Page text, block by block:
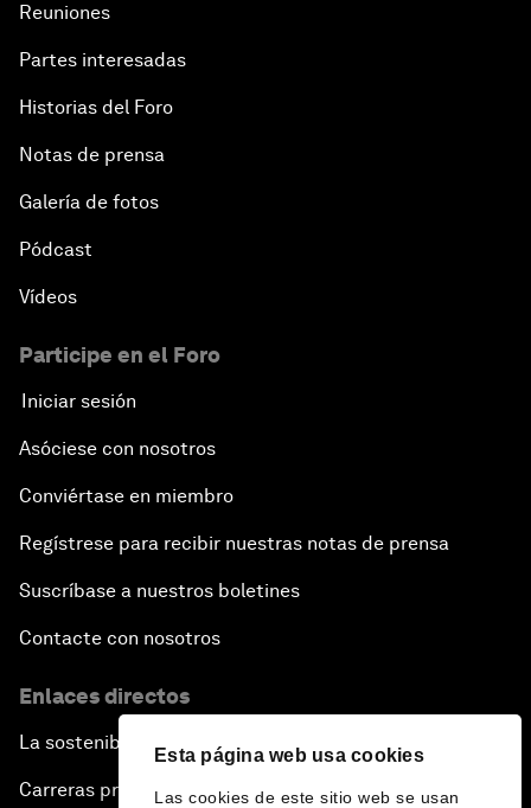
Esta página web usa cookies
Las cookies de este sitio web se usan
Reuniones
Partes interesadas
Historias del Foro
Notas de prensa
Galería de fotos
Pódcast
Vídeos
Participe en el Foro
Iniciar sesión
Asóciese con nosotros
Conviértase en miembro
Regístrese para recibir nuestras notas de prensa
Suscríbase a nuestros boletines
Contacte con nosotros
Enlaces directos
La sostenibilidad en el Foro
Carreras profesionales